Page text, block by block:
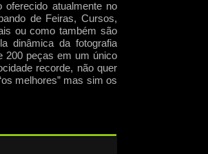
oferecido atualmente no
de Feiras, Cursos,
ou como também são
dinâmica da fotografia
200 peças em um único
recorde, não quer
melhores” mas sim os